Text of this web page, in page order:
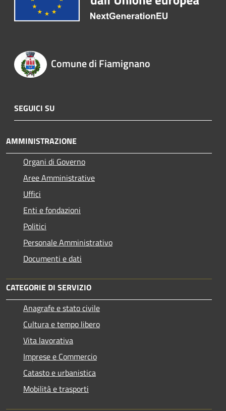
Comune di Fiamignano
SEGUICI SU
AMMINISTRAZIONE
Organi di Governo
Aree Amministrative
Uffici
Enti e fondazioni
Politici
Personale Amministrativo
Documenti e dati
CATEGORIE DI SERVIZIO
Anagrafe e stato civile
Cultura e tempo libero
Vita lavorativa
Imprese e Commercio
Catasto e urbanistica
Mobilità e trasporti